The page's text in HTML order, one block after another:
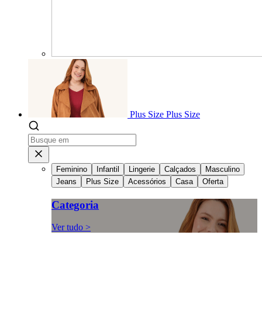
Plus Size Plus Size
Feminino Infantil Lingerie Calçados
Masculino
Jeans
Plus Size Acessórios Casa Oferta
Categoria
Ver tudo >